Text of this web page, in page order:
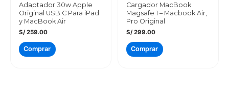
Adaptador 30w Apple
Original USB C Para iPad
y MacBook Air
S/259.00
Comprar
Cargador MacBook
Magsafe 1 – Macbook Air,
Pro Original
S/299.00
Comprar